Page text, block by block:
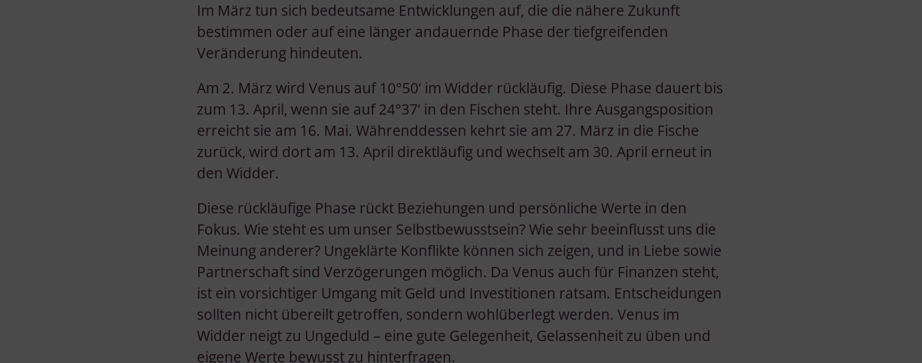
Im März tun sich bedeutsame Entwicklungen auf, die die nähere Zukunft
bestimmen oder auf eine länger andauernde Phase der tiefgreifenden
Veränderung hindeuten.
Am 2. März wird Venus auf 10°50‘ im Widder rückläufig. Diese Phase dauert bis
zum 13. April, wenn sie auf 24°37‘ in den Fischen steht. Ihre Ausgangsposition
erreicht sie am 16. Mai. Währenddessen kehrt sie am 27. März in die Fische
zurück, wird dort am 13. April direktläufig und wechselt am 30. April erneut in
den Widder.
Diese rückläufige Phase rückt Beziehungen und persönliche Werte in den
Fokus. Wie steht es um unser Selbstbewusstsein? Wie sehr beeinflusst uns die
Meinung anderer? Ungeklärte Konflikte können sich zeigen, und in Liebe sowie
Partnerschaft sind Verzögerungen möglich. Da Venus auch für Finanzen steht,
ist ein vorsichtiger Umgang mit Geld und Investitionen ratsam. Entscheidungen
sollten nicht übereilt getroffen, sondern wohlüberlegt werden. Venus im
Widder neigt zu Ungeduld – eine gute Gelegenheit, Gelassenheit zu üben und
eigene Werte bewusst zu hinterfragen.